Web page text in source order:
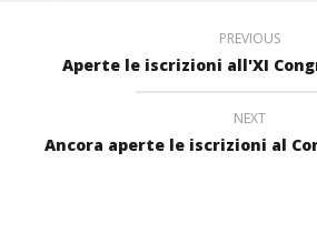
PREVIOUS
Aperte le iscrizioni all'XI
NEXT
Ancora aperte le iscrizioni al